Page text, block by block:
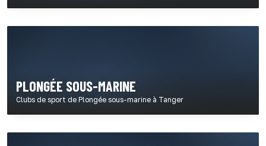
PLONGÉE SOUS-MARINE
Clubs de sport de Plongée sous-marine à Tanger